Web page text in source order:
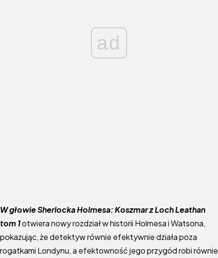
ad
W głowieSherlocka Holmesa: Koszmar z Loch Leathan
tom 1otwiera nowy rozdział w historii Holmesa i Watsona,
pokazując, że detektyw równie efektywnie działa poza
rogatkami Londynu, a efektowność jego przygód robi równie